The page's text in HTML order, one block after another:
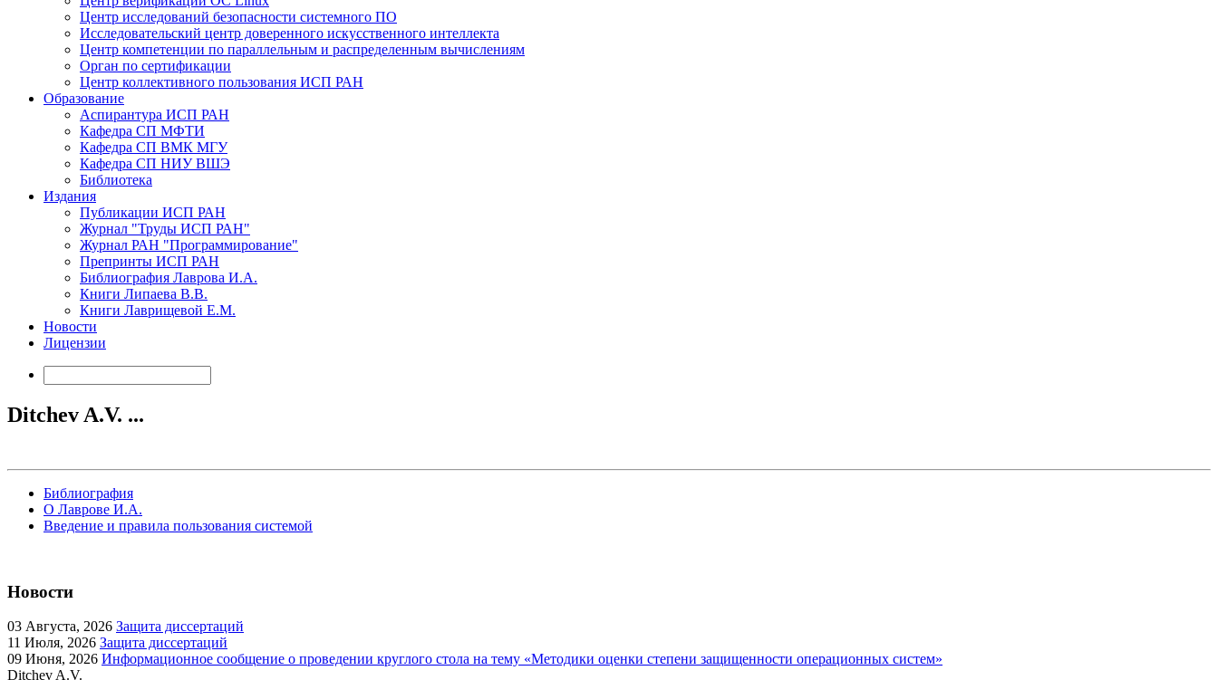
Центр исследований безопасности системного ПО
Исследовательский центр доверенного искусственного интеллекта
Центр компетенции по параллельным и распределенным вычислениям
Орган по сертификации
Центр коллективного пользования ИСП РАН
Образование
Аспирантура ИСП РАН
Кафедра СП МФТИ
Кафедра СП ВМК МГУ
Кафедра СП НИУ ВШЭ
Библиотека
Издания
Публикации ИСП РАН
Журнал "Труды ИСП РАН"
Журнал РАН "Программирование"
Препринты ИСП РАН
Библиография Лаврова И.А.
Книги Липаева В.В.
Книги Лаврищевой Е.М.
Новости
Лицензии
Ditchev A.V. ...
Библиография
О Лаврове И.А.
Введение и правила пользования системой
Новости
03 Августа, 2026 Защита диссертаций
11 Июля, 2026 Защита диссертаций
09 Июня, 2026 Информационное сообщение о проведении круглого стола на тему «Методики оценки степени защищенности операционных систем»
Ditchev A.V.